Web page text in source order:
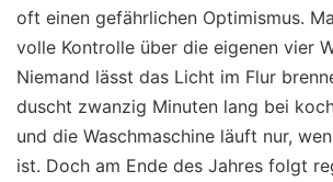
oft einen gefährlichen Optimismus.
volle Kontrolle über die eigenen vier
Niemand lässt das Licht im Flur
duscht zwanzig Minuten lang bei
und die Waschmaschine läuft nur,
ist. Doch am Ende des Jahres folgt